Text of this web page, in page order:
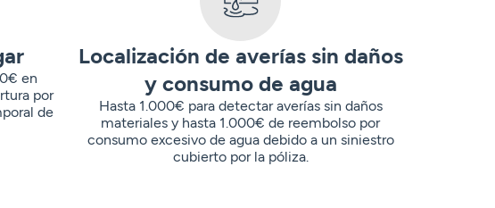
en
por
de
Localización de averías sin daños
y consumo de agua
Hasta 1.000€ para detectar averías sin daños
materiales y hasta 1.000€ de reembolso por
consumo excesivo de agua debido a un siniestro
cubierto por la póliza.